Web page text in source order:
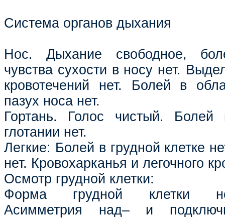
Система органов дыхания
Нос. Дыхание свободное,
чувства сухости в носу нет.
кровотечений нет. Болей в
пазух носа нет.
Гортань. Голос чистый. Болей
глотании нет.
Легкие: Болей в грудной клетке
нет. Кровохарканья и легочного
Осмотр грудной клетки:
Форма грудной клетки
Асимметрия над– и